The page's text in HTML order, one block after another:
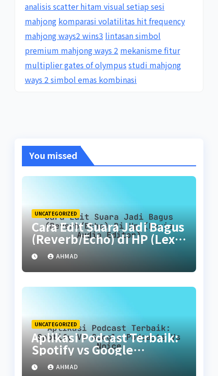
analisis scatter hitam visual setiap sesi
mahjong komparasi volatilitas hit frequency
mahjong ways2 wins3 lintasan simbol
premium mahjong ways 2 mekanisme fitur
multiplier gates of olympus studi mahjong
ways 2 simbol emas kombinasi
You missed
UNCATEGORIZED
Cara Edit Suara Jadi Bagus
(Reverb/Echo) di HP (Lexis
Audio Editor)
AHMAD
UNCATEGORIZED
Aplikasi Podcast Terbaik:
Spotify vs Google
Podcasts vs Noice
AHMAD